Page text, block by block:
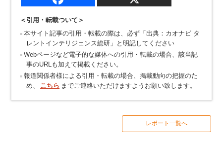
＜引用・転載ついて＞
本サイト記事の引用・転載の際は、必ず「出典：カオナビ タ
レントインテリジェンス総研」と明記してください
Webページなど電子的な媒体への引用・転載の場合、該当記
事のURLも加えて掲載ください。
報道関係者様による引用・転載の場合、掲載動向の把握のた
め、
こちら までご連絡いただけますようお願い致します。
レポート一覧へ